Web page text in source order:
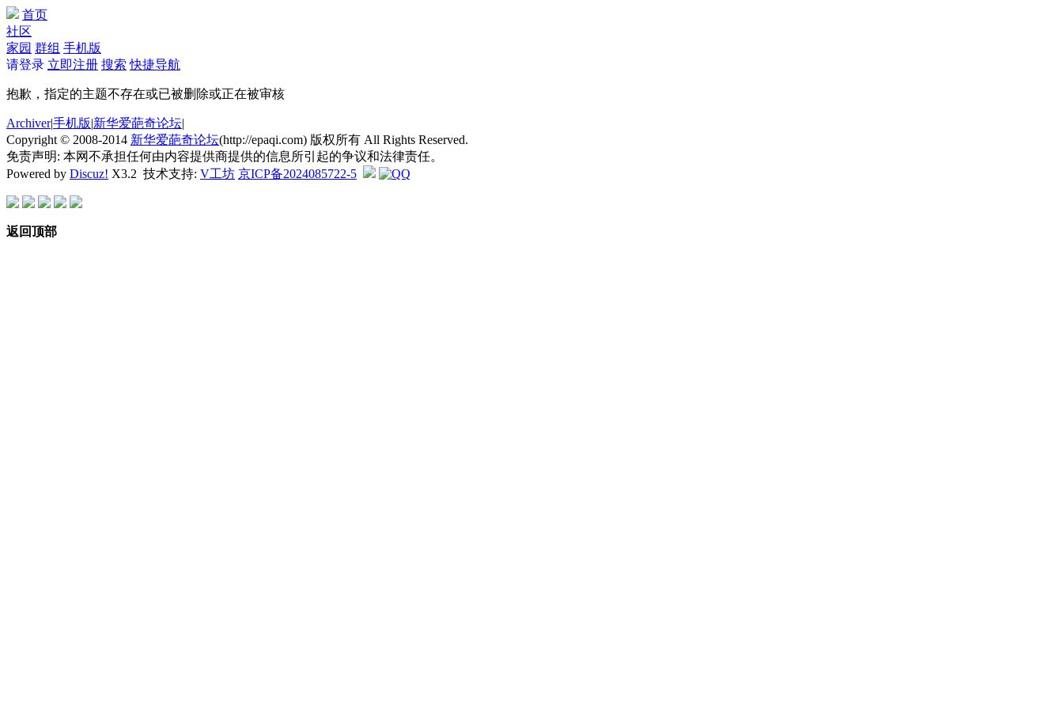
首页
社区
家园 群组 手机版
请登录 立即注册 搜索 快捷导航
抱歉，指定的主题不存在或已被删除或正在被审核
Archiver|手机版|新华爱葩奇论坛|
Copyright © 2008-2014 新华爱葩奇论坛(http://epaqi.com) 版权所有 All Rights Reserved.
免责声明: 本网不承担任何由内容提供商提供的信息所引起的争议和法律责任。
Powered by Discuz! X3.2 技术支持: V工坊 京ICP备2024085722-5
返回顶部